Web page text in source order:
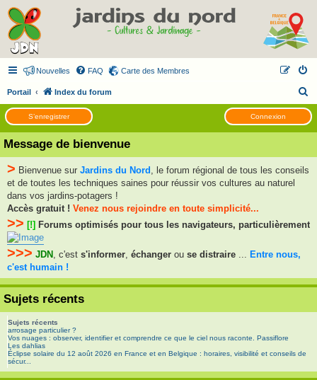
Nouvelles FAQ Carte des Membres
Portail Index du forum
e
c
e
e
S’enregistrer Connexion
Message de bienvenue
> Bienvenue sur Jardins du Nord , le forum régional de tous les conseils
et de toutes les techniques saines pour réussir vos cultures au naturel
dans vos jardins-potagers !
Accès gratuit ! Venez nous rejoindre en toute simplicité...
>> [!] Forums optimisés pour tous les navigateurs, particulièrement
>>> JDN , c'est s'informer, échanger ou se distraire ... Entre nous,
c'est humain !
Sujets récents
Sujets récents
arrosage particulier ?
Vos nuages : observer, identifier et comprendre ce que le ciel nous raconte. Passiflore
Les dahlias
Éclipse solaire du 12 août 2026 en France et en Belgique : horaires, visibilité et conseils de
sécur...